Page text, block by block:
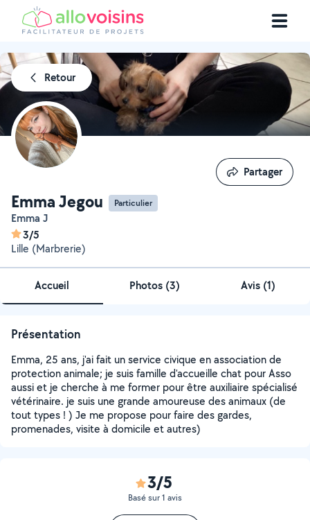
Retour
Emma Jegou Particulier
Emma J
3/5
Lille (Marbrerie)
Partager
Partager
Accueil Photos (3) Avis (1)
Présentation
Emma, 25 ans, j'ai fait un service civique en association de
protection animale; je suis famille d'accueille chat pour Asso
aussi et je cherche à me former pour être auxiliaire spécialisé
vétérinaire. je suis une grande amoureuse des animaux (de
tout types ! ) Je me propose pour faire des gardes,
promenades, visite à domicile et autres)
3/5
Basé sur 1 avis